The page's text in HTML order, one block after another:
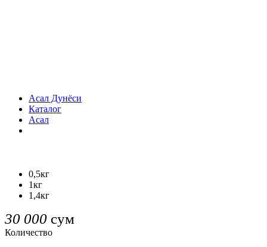
Асал Дунёси
Каталог
Асал
0,5кг
1кг
1,4кг
30 000 сум
Количество